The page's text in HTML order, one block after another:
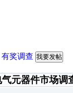
有奖调查 我要发帖
元器件市场调